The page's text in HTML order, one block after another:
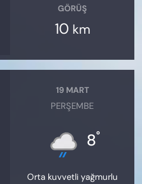
GÖRÜŞ
10 km
19 MART
PERŞEMBE
8°
Orta kuvvetli yağmurlu